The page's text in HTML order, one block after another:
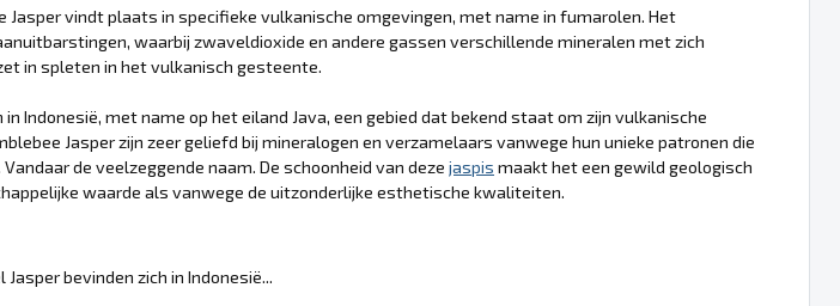
Jasper vindt plaats in specifieke vulkanische omgevingen, met name in fumarolen. Het
waarbij zwaveldioxide en andere gassen verschillende mineralen met zich
in spleten in het vulkanisch gesteente.
Indonesië, met name op het eiland Java, een gebied dat bekend staat om zijn vulkanische
Jasper zijn zeer geliefd bij mineralogen en verzamelaars vanwege hun unieke patronen die
de veelzeggende naam. De schoonheid van deze jaspis maakt het een gewild geologisch
waarde als vanwege de uitzonderlijke esthetische kwaliteiten.
bevinden zich in Indonesië...